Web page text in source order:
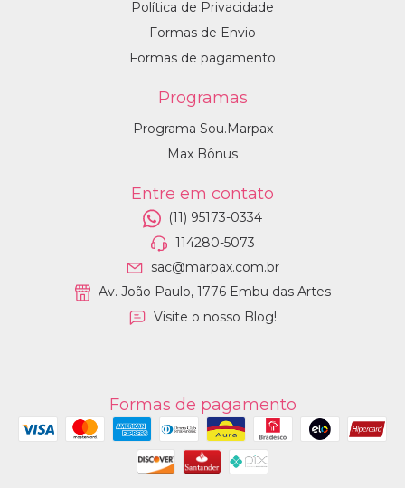
Política de Privacidade
Formas de Envio
Formas de pagamento
Programas
Programa Sou.Marpax
Max Bônus
Entre em contato
(11) 95173-0334
114280-5073
sac@marpax.com.br
Av. João Paulo, 1776 Embu das Artes
Visite o nosso Blog!
Formas de pagamento